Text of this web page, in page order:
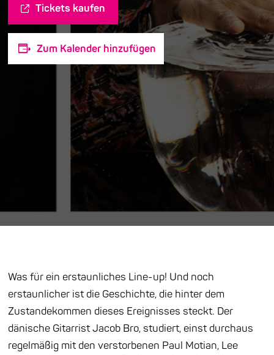
Tickets kaufen
Zum Kalender hinzufügen
Was für ein erstaunliches Line-up! Und noch
erstaunlicher ist die Geschichte, die hinter dem
Zustandekommen dieses Ereignisses steckt. Der
dänische Gitarrist Jacob Bro, studiert, einst durchaus
regelmäßig mit den verstorbenen Paul Motian, Lee